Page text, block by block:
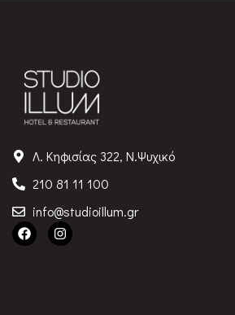
Λ. Κηφισίας 322, Ν.Ψυχικό
210 81 11 100
info@studioillum.gr